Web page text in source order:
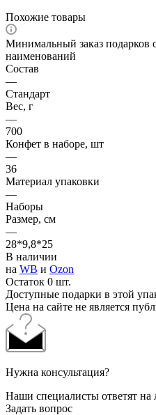
Похожие товары
Минимальный заказ подарков
наименований
Состав
—
Стандарт
Вес, г
—
700
Конфет в наборе, шт
—
36
Материал упаковки
—
Наборы
Размер, см
—
28*9,8*25
В наличии
на WB и Ozon
Остаток 0 шт.
Доступные подарки в этой
Цена на сайте не является
Нужна консультация?
Наши специалисты ответят
Задать вопрос